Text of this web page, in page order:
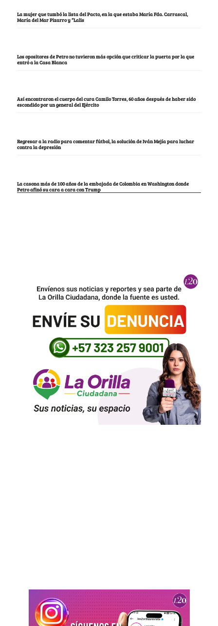
La mujer que tumbó la lista del Pacto, en la que estaba María Fda. Carrascal,
María del Mar Pizarro y “Lalis
Los opositores de Petro no tuvieron más opción que criticar la puerta por la que
entró a la Casa Blanca
Así encontraron el cuerpo del cura Camilo Torres, 60 años después de haber sido
escondido por un general del Ejército
Regresar a la radio para comentar fútbol, la solución de Iván Mejía para luchar
contra la depresión
La casona más de 100 años de la embajada de Colombia en Washington donde
Petro afinó su cara a cara con Trump